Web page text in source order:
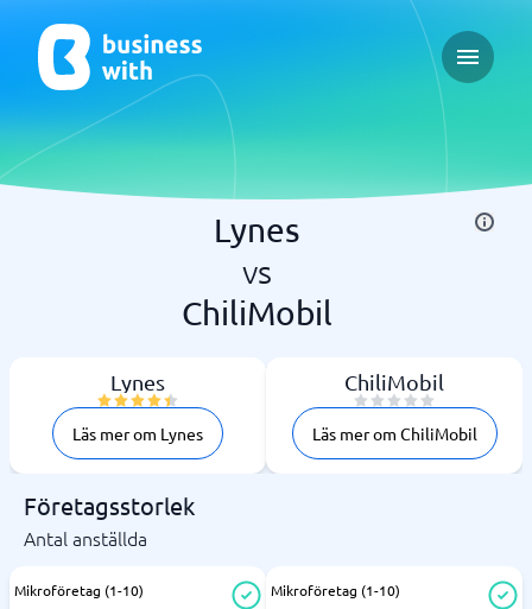
Open
Lynes
vs
ChiliMobil
Lynes
Läs mer om Lynes
ChiliMobil
Läs mer om ChiliMobil
Företagsstorlek
Antal anställda
Mikroföretag (1-10) Mikroföretag (1-10)